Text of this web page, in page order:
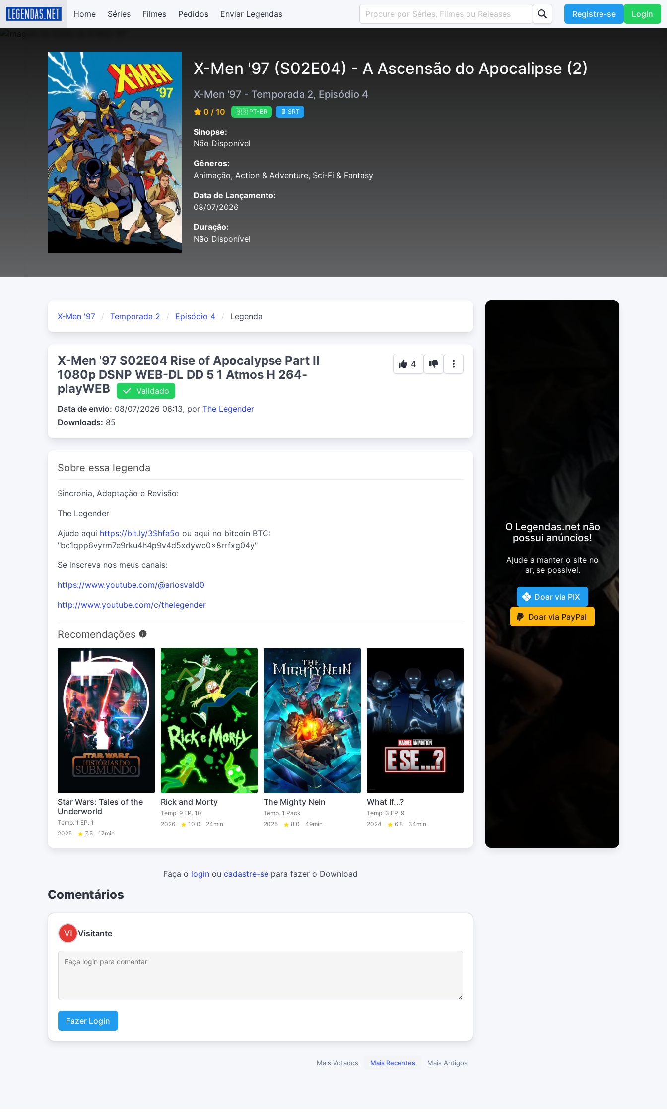
Home Séries Filmes Pedidos Enviar Legendas Registre-se Login
X-Men '97 (S02E04) - A Ascensão do Apocalipse (2)
X-Men '97 - Temporada 2, Episódio 4
0 / 10 🇧🇷 PT-BR 📄 SRT
Sinopse:
Não Disponível
Gêneros:
Animação, Action & Adventure, Sci-Fi & Fantasy
Data de Lançamento:
08/07/2026
Duração:
Não Disponível
X-Men '97 Temporada 2 Episódio 4 Legenda
X-Men '97 S02E04 Rise of Apocalypse Part II
1080p DSNP WEB-DL DD 5 1 Atmos H 264-
playWEB
Validado
Data de envio: 08/07/2026 06:13, por The Legender
Downloads: 85
4
Sobre essa legenda
Sincronia, Adaptação e Revisão:
The Legender
Ajude aqui https://bit.ly/3Shfa5o ou aqui no bitcoin BTC:
"bc1qpp6vyrm7e9rku4h4p9v4d5xdywc0x8rrfxg04y"
Se inscreva nos meus canais:
https://www.youtube.com/@ariosvald0
http://www.youtube.com/c/thelegender
Recomendações
Star Wars: Tales of the
Underworld
Temp. 1 EP. 1
2025
7.5 17min
Rick and Morty
Temp. 9 EP. 10
2026
10.0 24min
The Mighty Nein
Temp. 1 Pack
2025
8.0 49min
What If...?
Temp. 3 EP. 9
2024
6.8 34min
O Legendas.net não
possui anúncios!
Ajude a manter o site no
ar, se possivel.
Doar via PIX
Doar via PayPal
Faça o login ou cadastre-se para fazer o Download
Comentários
Visitante
Fazer Login
Mais Votados Mais Recentes Mais Antigos